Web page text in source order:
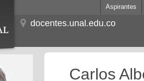
Aspirantes
docentes.unal.edu.co
Carlos